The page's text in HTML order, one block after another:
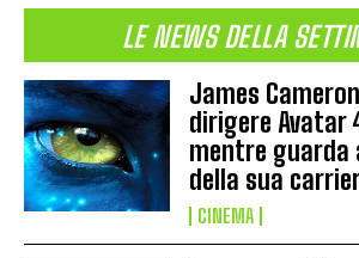
LE NEWS DELLA
James
dirigere Avatar
mentre guarda
della sua
CINEMA